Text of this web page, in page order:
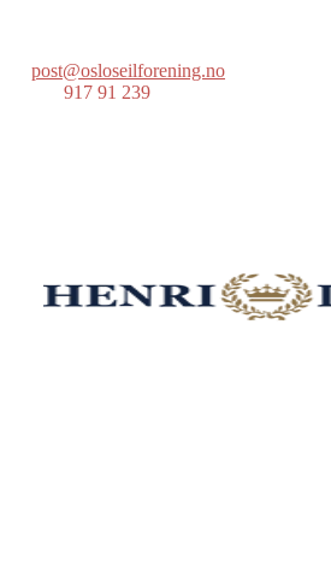
post@osloseilforening.no
917 91 239